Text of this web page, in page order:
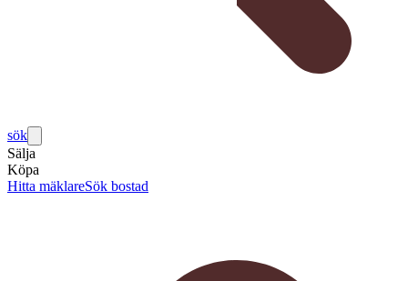
sök
Sälja
Köpa
Hitta mäklareSök bostad